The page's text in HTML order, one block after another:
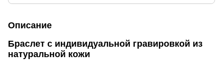
Описание
Браслет с индивидуальной гравировкой из
натуральной кожи